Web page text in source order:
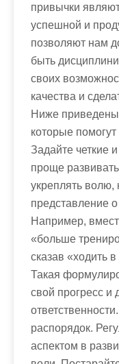
привычки
успешной и
позволяют нам
быть
своих
качества и
Ниже приведены
которые
Задайте четкие
проще
укреплять волю,
представление
Например,
«больше
сказав «ходить
Такая
свой прогресс и
распорядок.
аспектом в